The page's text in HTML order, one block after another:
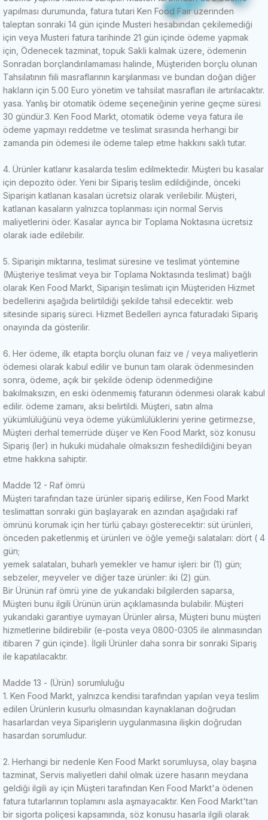
yapılması durumunda, fatura tutari Ken Food Fair üzerinden
taleptan sonraki 14 gün içinde Musteri hesabından çekilemediği
için veya Musteri fatura tarihinde 21 gün içinde ödeme yapmak
için, Ödenecek tazminat, topuk Sakli kalmak üzere, ödemenin
Sonradan borçlandırılamaması halinde, Müşteriden borçlu olunan
Tahsilatının fiili masraflarının karşılanması ve bundan doğan diğer
hakların için 5.00 Euro yönetim ve tahsilat masrafları ile artırılacaktır.
yasa. Yanlış bir otomatik ödeme seçeneğinin yerine geçme süresi
30 gündür.3. Ken Food Markt, otomatik ödeme veya fatura ile
ödeme yapmayı reddetme ve teslimat sırasında herhangi bir
zamanda pin ödemesi ile ödeme talep etme hakkını saklı tutar.
4. Ürünler katlanır kasalarda teslim edilmektedir. Müşteri bu kasalar
için depozito öder. Yeni bir Sipariş teslim edildiğinde, önceki
Siparişin katlanan kasaları ücretsiz olarak verilebilir. Müşteri,
katlanan kasaların yalnızca toplanması için normal Servis
maliyetlerini öder. Kasalar ayrıca bir Toplama Noktasına ücretsiz
olarak iade edilebilir.
5. Siparişin miktarına, teslimat süresine ve teslimat yöntemine
(Müşteriye teslimat veya bir Toplama Noktasında teslimat) bağlı
olarak Ken Food Markt, Siparişin teslimatı için Müşteriden Hizmet
bedellerini aşağıda belirtildiği şekilde tahsil edecektir. web
sitesinde sipariş süreci. Hizmet Bedelleri ayrıca faturadaki Sipariş
onayında da gösterilir.
6. Her ödeme, ilk etapta borçlu olunan faiz ve / veya maliyetlerin
ödemesi olarak kabul edilir ve bunun tam olarak ödenmesinden
sonra, ödeme, açık bir şekilde ödenip ödenmediğine
bakılmaksızın, en eski ödenmemiş faturanın ödenmesi olarak kabul
edilir. ödeme zamanı, aksi belirtildi. Müşteri, satın alma
yükümlülüğünü veya ödeme yükümlülüklerini yerine getirmezse,
Müşteri derhal temerrüde düşer ve Ken Food Markt, söz konusu
Sipariş (ler) in hukuki müdahale olmaksızın feshedildiğini beyan
etme hakkına sahiptir.
Madde 12 - Raf ömrü
Müşteri tarafından taze ürünler sipariş edilirse, Ken Food Markt
teslimattan sonraki gün başlayarak en azından aşağıdaki raf
ömrünü korumak için her türlü çabayı gösterecektir: süt ürünleri,
önceden paketlenmiş et ürünleri ve öğle yemeği salataları: dört ( 4
gün;
yemek salataları, buharlı yemekler ve hamur işleri: bir (1) gün;
sebzeler, meyveler ve diğer taze ürünler: iki (2) gün.
Bir Ürünün raf ömrü yine de yukarıdaki bilgilerden saparsa,
Müşteri bunu ilgili Ürünün ürün açıklamasında bulabilir. Müşteri
yukarıdaki garantiye uymayan Ürünler alırsa, Müşteri bunu müşteri
hizmetlerine bildirebilir (e-posta veya 0800-0305 ile alınmasından
itibaren 7 gün içinde). İlgili Ürünler daha sonra bir sonraki Sipariş
ile kapatılacaktır.
Madde 13 - (Ürün) sorumluluğu
1. Ken Food Markt, yalnızca kendisi tarafından yapılan veya teslim
edilen Ürünlerin kusurlu olmasından kaynaklanan doğrudan
hasarlardan veya Siparişlerin uygulanmasına ilişkin doğrudan
hasardan sorumludur.
2. Herhangi bir nedenle Ken Food Markt sorumluysa, olay başına
tazminat, Servis maliyetleri dahil olmak üzere hasarın meydana
geldiği ilgili ay için Müşteri tarafından Ken Food Markt'a ödenen
fatura tutarlarının toplamını asla aşmayacaktır. Ken Food Markt'tan
bir sigorta poliçesi kapsamında, söz konusu hasarla ilgili olarak